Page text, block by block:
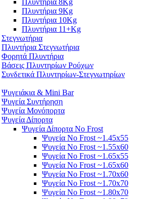
Πλυντήρια 8Kg
Πλυντήρια 9Kg
Πλυντήρια 10Kg
Πλυντήρια 11+Kg
Στεγνωτήρια
Πλυντήρια Στεγνωτήρια
Φορητά Πλυντήρια
Βάσεις Πλυντηρίων Ρούχων
Συνδετικά Πλυντηρίων-Στεγνωτηρίων
Ψυγειάκια & Mini Bar
Ψυγεία Συντήρηση
Ψυγεία Μονόπορτα
Ψυγεία Δίπορτα
Ψυγεία Δίπορτα No Frost
Ψυγεία No Frost ~1.45x55
Ψυγεία No Frost ~1.55x60
Ψυγεία No Frost ~1.65x55
Ψυγεία No Frost ~1.65x60
Ψυγεία No Frost ~1.70x60
Ψυγεία No Frost ~1.70x70
Ψυγεία No Frost ~1.80x70